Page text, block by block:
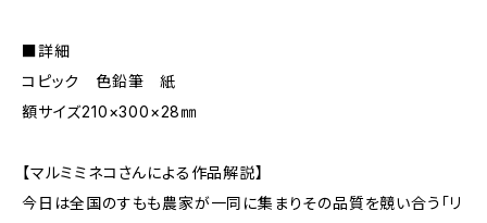
■詳細
コピック 色鉛筆 紙
額サイズ210×300×28㎜
【マルミミネコさんによる作品解説】
今日は全国のすもも農家が一同に集まりその品質を競い合う「リ